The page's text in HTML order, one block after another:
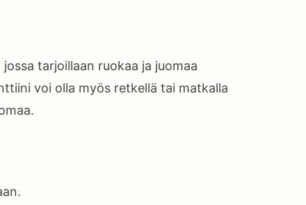
tarjoillaan ruokaa ja juomaa
voi olla myös retkellä tai matkalla